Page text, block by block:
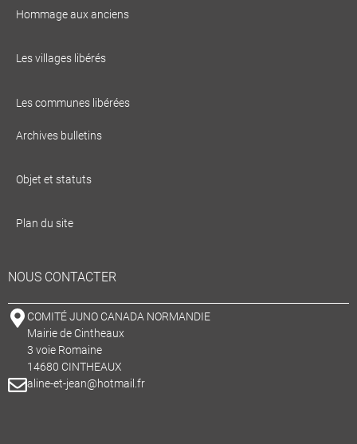
Hommage aux anciens
Les villages libérés
Les communes libérées
Archives bulletins
Objet et statuts
Plan du site
NOUS CONTACTER
COMITÉ JUNO CANADA NORMANDIE
Mairie de Cintheaux
3 voie Romaine
14680 CINTHEAUX
aline-et-jean@hotmail.fr